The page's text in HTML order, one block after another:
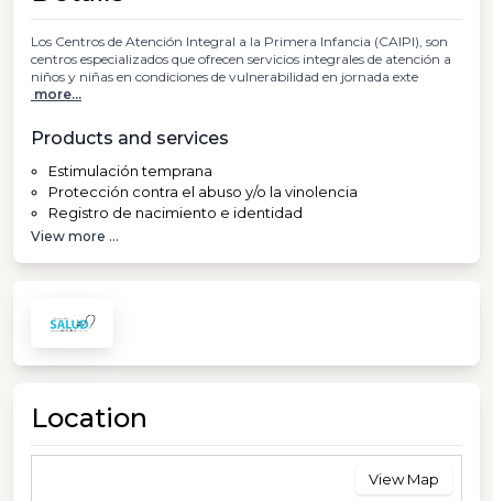
Los Centros de Atención Integral a la Primera Infancia (CAIPI), son
centros especializados que ofrecen servicios integrales de atención a
niños y niñas en condiciones de vulnerabilidad en jornada exte
more...
Products and services
Estimulación temprana
Protección contra el abuso y/o la vinolencia
Registro de nacimiento e identidad
View more ...
Location
View Map